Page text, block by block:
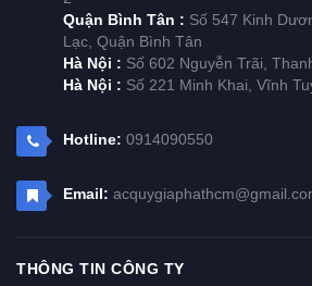
Quận Bình Tân : Số 547 Kinh
Lạc, Quận Bình Tân
Hà Nội : Số 602 Nguyễn Trãi,
Hà Nội : Số 221 Minh Khai, Vĩnh
Hotline: 0914090550
Email:
THÔNG TIN CÔNG TY